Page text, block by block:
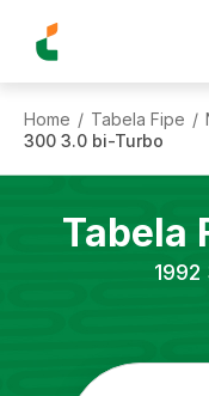
Home / Tabela Fipe /
300 3.0 bi-Turbo
Tabela
1992